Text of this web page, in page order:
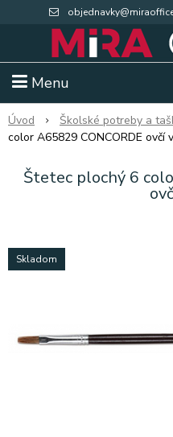
Menu
Úvod Školské potreby a
color A65829 CONCORDE ovčí
Štetec plochý 6
Skladom